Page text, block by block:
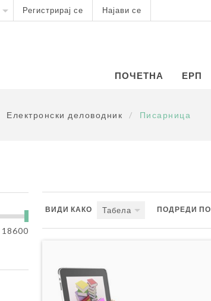
Регистрирај се Најави се
ПОЧЕТНА ЕРП
Електронски деловодник / Писарница
ВИДИ КАКО Табела ПОДРЕДИ ПО
18600